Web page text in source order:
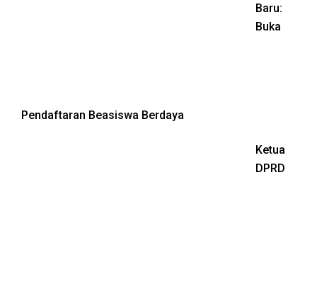
Baru:
Buka
Pendaftaran Beasiswa Berdaya
Ketua
DPRD